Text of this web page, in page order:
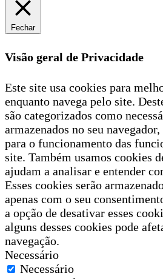
Fechar
Visão geral de Privacidade
Este site usa cookies para
enquanto navega pelo site.
são categorizados como
armazenados no seu
para o funcionamento das
site. Também usamos cookies
ajudam a analisar e entender
Esses cookies serão
apenas com o seu
a opção de desativar esses
alguns desses cookies pode
navegação.
Necessário
Necessário